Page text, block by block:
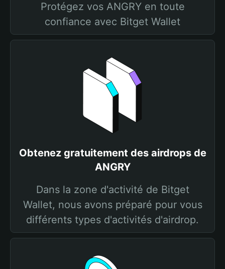
Protégez vos ANGRY en toute
confiance avec Bitget Wallet
Obtenez gratuitement des airdrops de
ANGRY
Dans la zone d'activité de Bitget
Wallet, nous avons préparé pour vous
différents types d'activités d'airdrop.